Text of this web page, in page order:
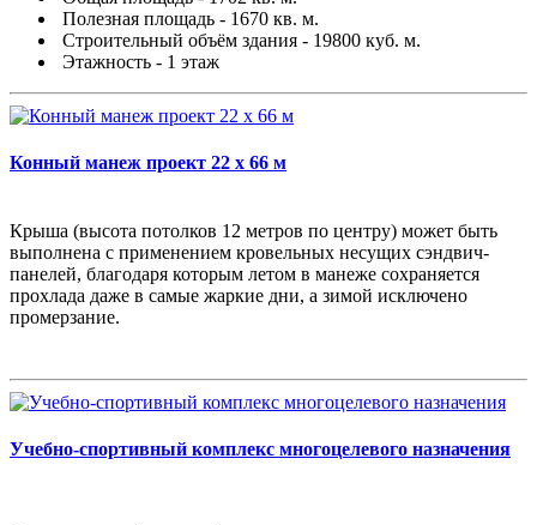
Полезная площадь - 1670 кв. м.
Строительный объём здания - 19800 куб. м.
Этажность - 1 этаж
Конный манеж проект 22 х 66 м
Крыша (высота потолков 12 метров по центру) может быть
выполнена с применением кровельных несущих сэндвич-
панелей, благодаря которым летом в манеже сохраняется
прохлада даже в самые жаркие дни, а зимой исключено
промерзание.
Учебно-спортивный комплекс многоцелевого назначения